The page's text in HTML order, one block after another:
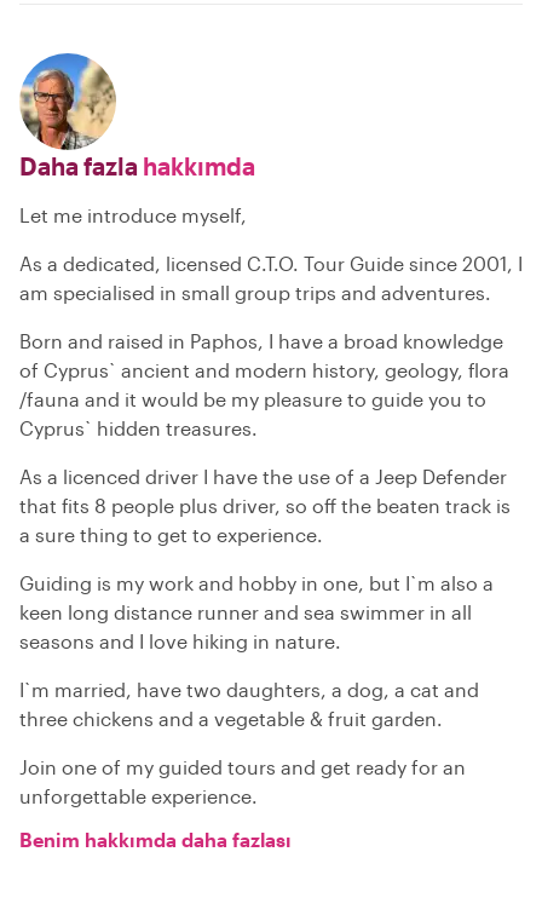
Daha fazla hakkımda
Let me introduce myself,
As a dedicated, licensed C.T.O. Tour Guide since 2001, I
am specialised in small group trips and adventures.
Born and raised in Paphos, I have a broad knowledge
of Cyprus` ancient and modern history, geology, flora
/fauna and it would be my pleasure to guide you to
Cyprus` hidden treasures.
As a licenced driver I have the use of a Jeep Defender
that fits 8 people plus driver, so off the beaten track is
a sure thing to get to experience.
Guiding is my work and hobby in one, but I`m also a
keen long distance runner and sea swimmer in all
seasons and I love hiking in nature.
I`m married, have two daughters, a dog, a cat and
three chickens and a vegetable & fruit garden.
Join one of my guided tours and get ready for an
unforgettable experience.
Benim hakkımda daha fazlası